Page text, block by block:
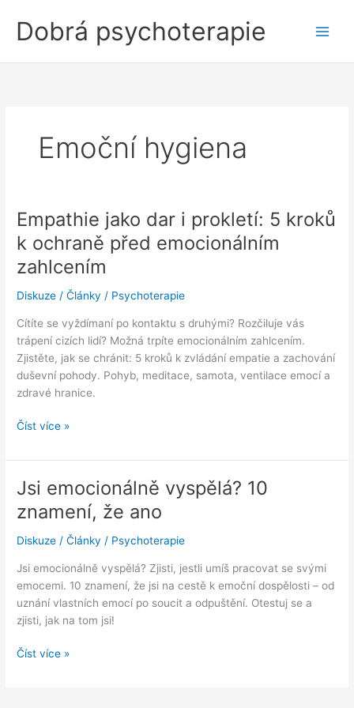
obsahDobrá psychoterapie
Emoční hygiena
Empathie jako dar i prokletí: 5 kroků
k ochraně před emocionálním
zahlcením
Diskuze /Články / Psychoterapie
Cítíte se vyždímaní po kontaktu s druhými? Rozčiluje vás
trápení cizích lidí? Možná trpíte emocionálním zahlcením.
Zjistěte, jak se chránit: 5 kroků k zvládání empatie a zachování
duševní pohody. Pohyb, meditace, samota, ventilace emocí a
zdravé hranice.
Empathie
dar
prokletí:
5
k
ochraně
před
emocionálním
zahlcením
Číst více »
Jsi emocionálně vyspělá? 10
znamení, že ano
Diskuze /Články / Psychoterapie
Jsi emocionálně vyspělá? Zjisti, jestli umíš pracovat se svými
emocemi. 10 znamení, že jsi na cestě k emoční dospělosti – od
uznání vlastních emocí po soucit a odpuštění. Otestuj se a
zjisti, jak na tom jsi!
Jsi
Číst více »